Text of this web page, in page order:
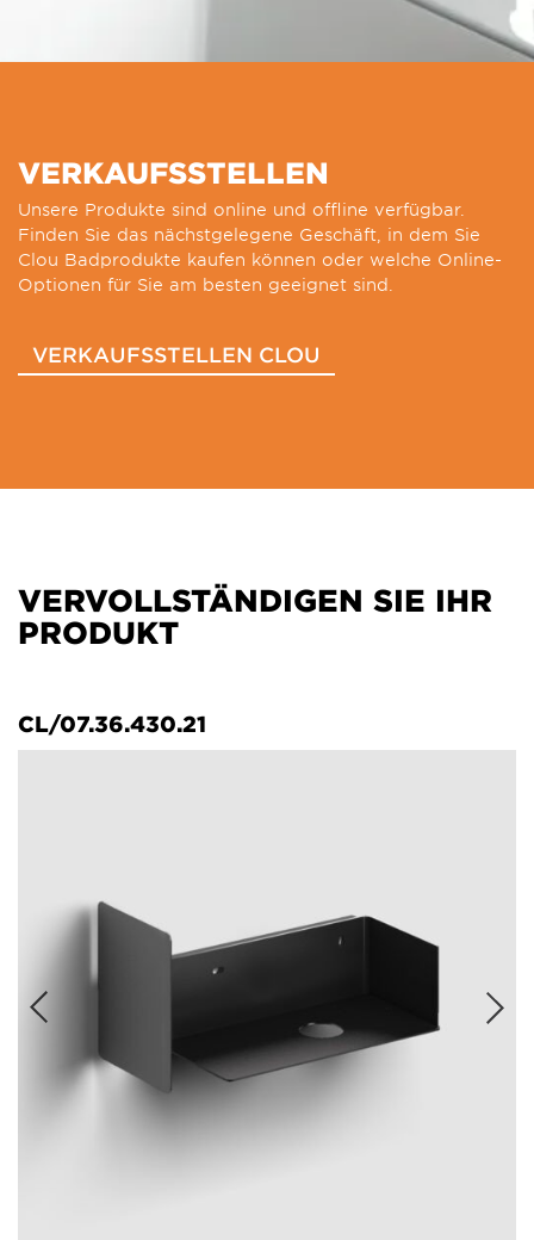
VERKAUFSSTELLEN
Unsere Produkte sind online und offline verfügbar.
Finden Sie das nächstgelegene Geschäft, in dem Sie
Clou Badprodukte kaufen können oder welche Online-
Optionen für Sie am besten geeignet sind.
VERKAUFSSTELLEN CLOU
VERVOLLSTÄNDIGEN SIE IHR
PRODUKT
CL/07.36.430.21